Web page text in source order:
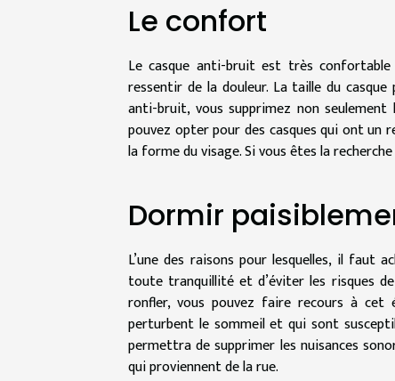
Le confort
Le casque anti-bruit est très
ressentir de la douleur. La taille du
anti-bruit, vous supprimez non
pouvez opter pour des casques qui ont
la forme du visage. Si vous êtes la
Dormir
L’une des raisons pour lesquelles, il
toute tranquillité et d’éviter les risques
ronfler, vous pouvez faire recours à cet
perturbent le sommeil et qui sont
permettra de supprimer les nuisances
qui proviennent de la rue.